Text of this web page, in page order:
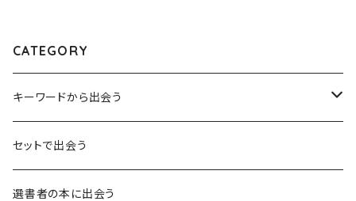
CATEGORY
キーワードから出会う
言葉：思考の種となるもの
異界：日常から離れた視点
セットで出会う
選書者の本に出会う